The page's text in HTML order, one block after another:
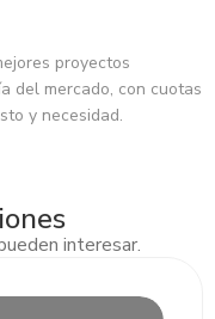
proyectos
del mercado, con cuotas
y necesidad.
interesar.